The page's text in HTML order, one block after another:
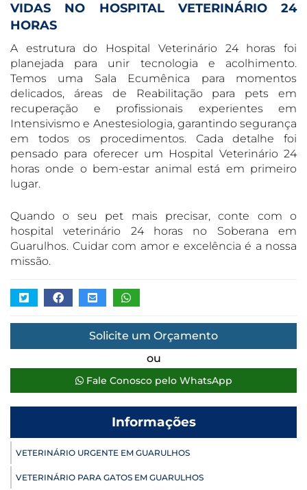
VIDAS NO HOSPITAL VETERINÁRIO 24
HORAS
A estrutura do Hospital Veterinário 24 horas foi
planejada para unir tecnologia e acolhimento.
Temos uma Sala Ecumênica para momentos
delicados, áreas de Reabilitação para pets em
recuperação e profissionais experientes em
Intensivismo e Anestesiologia, garantindo segurança
em todos os procedimentos. Cada detalhe foi
pensado para oferecer um Hospital Veterinário 24
horas onde o bem-estar animal está em primeiro
lugar.
Quando o seu pet mais precisar, conte com o
hospital veterinário 24 horas no Soberana em
Guarulhos. Cuidar com amor e excelência é a nossa
missão.
Solicite um Orçamento
ou
Fale Conosco pelo WhatsApp
Informações
VETERINÁRIO URGENTE EM GUARULHOS
VETERINÁRIO PARA GATOS EM GUARULHOS